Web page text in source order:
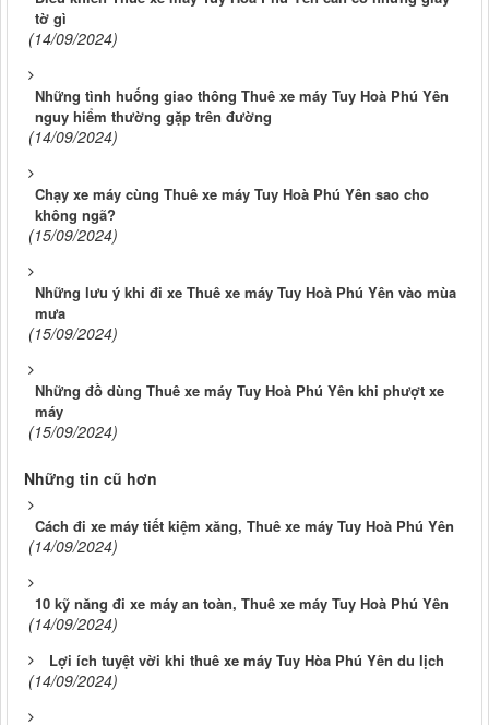
tờ gì
(14/09/2024)
Những tình huống giao thông Thuê xe máy Tuy Hoà Phú Yên
nguy hiểm thường gặp trên đường
(14/09/2024)
Chạy xe máy cùng Thuê xe máy Tuy Hoà Phú Yên sao cho
không ngã?
(15/09/2024)
Những lưu ý khi đi xe Thuê xe máy Tuy Hoà Phú Yên vào mùa
mưa
(15/09/2024)
Những đồ dùng Thuê xe máy Tuy Hoà Phú Yên khi phượt xe
máy
(15/09/2024)
Những tin cũ hơn
Cách đi xe máy tiết kiệm xăng, Thuê xe máy Tuy Hoà Phú Yên
(14/09/2024)
10 kỹ năng đi xe máy an toàn, Thuê xe máy Tuy Hoà Phú Yên
(14/09/2024)
Lợi ích tuyệt vời khi thuê xe máy Tuy Hòa Phú Yên du lịch
(14/09/2024)